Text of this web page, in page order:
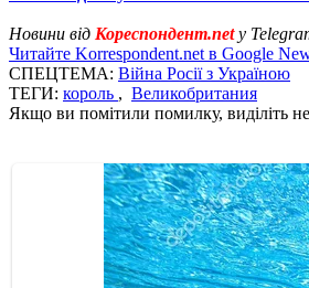
Новини від Кореспондент.netу
Читайте Korrespondent.net в Google
СПЕЦТЕМА: Війна Росії з Україною
ТЕГИ: король , Великобритания
Якщо ви помітили помилку, виділіть